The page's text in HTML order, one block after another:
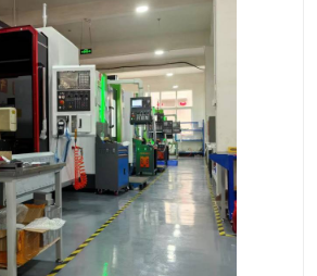
数控精密机加工
机床零件加工
数控机床加工